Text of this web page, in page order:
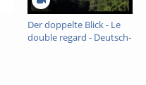
Der doppelte Blick - Le
double regard - Deutsch-